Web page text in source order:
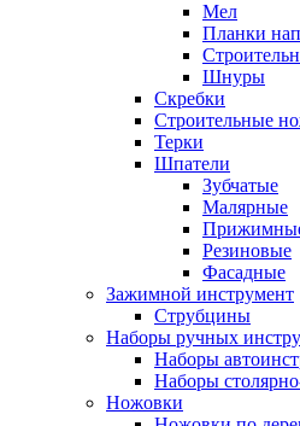
Мел
Планки
Шнуры
Скребки
Строительные
Терки
Шпатели
Зубчатые
Малярные
Резиновые
Фасадные
Зажимной инструмент
Струбцины
Наборы ручных
Наборы
Наборы
Ножовки